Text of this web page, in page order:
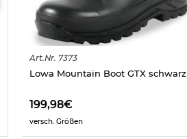
Art.Nr. 7373
Lowa Mountain Boot GTX schwarz
199,98€
versch. Größen